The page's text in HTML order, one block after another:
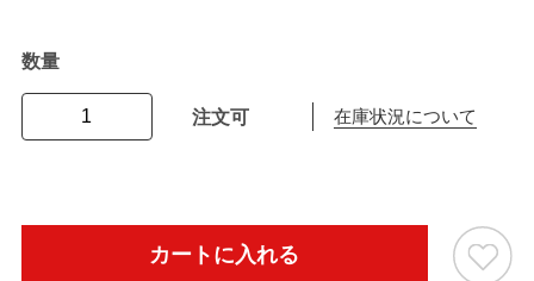
数量
注文可 在庫状況について
カートに入れる